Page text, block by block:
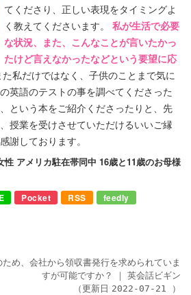
てくださり、正しい表現をタイミングよ
く教えてくださいます。 私が生活で必要
な状況、また、こんなことが言いたかっ
たけど言えなかったなどという要望に応
た私だけではなく、子供のことまで気に
英語のテストの事を調べてくださった
という本をご紹介くださったりと、先
授業を受けさせていただけるいいご縁
謝しております。
性 アメリカ駐在帯同中 16歳と11歳のお母様
Pocket RSS
feedly
め、会社から領収書発行を求められていま
すが可能ですか？
｜ 英会話ビギン
（更新日 2022-07-21 ）